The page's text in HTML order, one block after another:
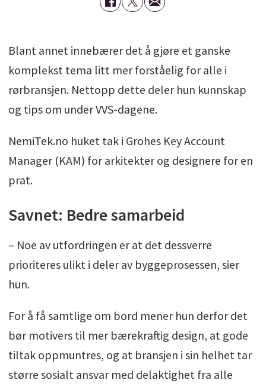
Blant annet innebærer det å gjøre et ganske
komplekst tema litt mer forståelig for alle i
rørbransjen. Nettopp dette deler hun kunnskap
og tips om under VVS-dagene.
NemiTek.no huket tak i Grohes Key Account
Manager (KAM) for arkitekter og designere for en
prat.
Savnet: Bedre samarbeid
– Noe av utfordringen er at det dessverre
prioriteres ulikt i deler av byggeprosessen, sier
hun.
For å få samtlige om bord mener hun derfor det
bør motivers til mer bærekraftig design, at gode
tiltak oppmuntres, og at bransjen i sin helhet tar
større sosialt ansvar med delaktighet fra alle